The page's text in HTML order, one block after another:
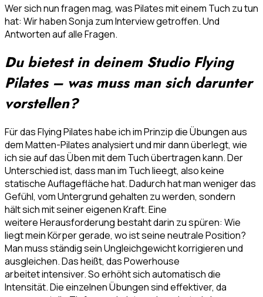
Wer sich nun fragen mag, was Pilates mit einem Tuch zu tun
hat: Wir haben Sonja zum Interview getroffen. Und
Antworten auf alle Fragen.
Du bietest in deinem Studio Flying
Pilates – was muss man sich darunter
vorstellen?
Für das Flying Pilates habe ich im Prinzip die Übungen aus
dem Matten-Pilates analysiert und mir dann überlegt, wie
ich sie auf das Üben mit dem Tuch übertragen kann. Der
Unterschied ist, dass man im Tuch lieegt, also keine
statische Auflagefläche hat. Dadurch hat man weniger das
Gefühl, vom Untergrund gehalten zu werden, sondern
hält sich mit seiner eigenen Kraft. Eine
weitere Herausforderung bestaht darin zu spüren: Wie
liegt mein Körper gerade, wo ist seine neutrale Position?
Man muss ständig sein Ungleichgewicht korrigieren und
ausgleichen. Das heißt, das Powerhouse
arbeitet intensiver. So erhöht sich automatisch die
Intensität. Die einzelnen Übungen sind effektiver, da